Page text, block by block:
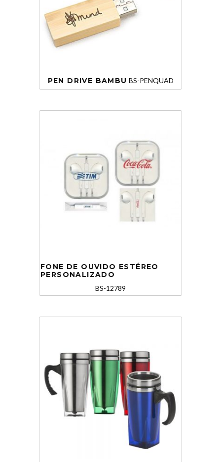
PEN DRIVE BAMBU BS-PENQUAD
FONE DE OUVIDO ESTÉREO
PERSONALIZADO
BS-12789